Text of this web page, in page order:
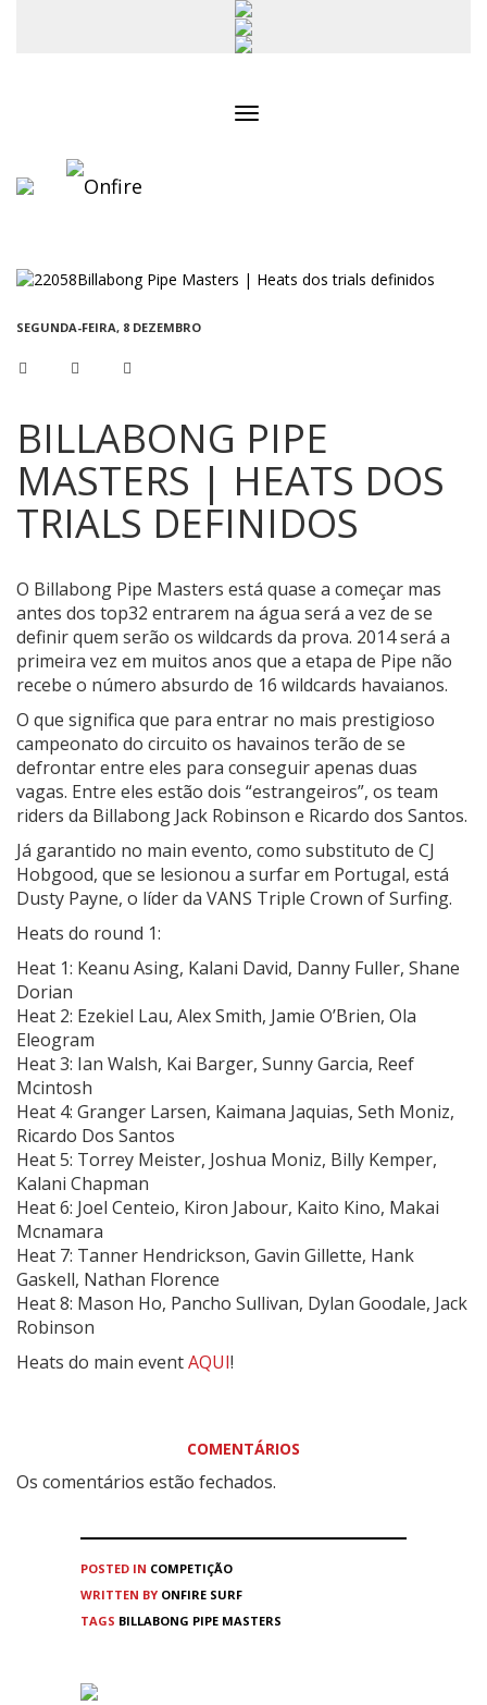
SEGUNDA-FEIRA, 8 DEZEMBRO
BILLABONG PIPE
MASTERS | HEATS DOS
TRIALS DEFINIDOS
O Billabong Pipe Masters está quase a começar mas
antes dos top32 entrarem na água será a vez de se
definir quem serão os wildcards da prova. 2014 será a
primeira vez em muitos anos que a etapa de Pipe não
recebe o número absurdo de 16 wildcards havaianos.
O que significa que para entrar no mais prestigioso
campeonato do circuito os havainos terão de se
defrontar entre eles para conseguir apenas duas
vagas. Entre eles estão dois “estrangeiros”, os team
riders da Billabong Jack Robinson e Ricardo dos Santos.
Já garantido no main evento, como substituto de CJ
Hobgood, que se lesionou a surfar em Portugal, está
Dusty Payne, o líder da VANS Triple Crown of Surfing.
Heats do round 1:
Heat 1: Keanu Asing, Kalani David, Danny Fuller, Shane
Dorian
Heat 2: Ezekiel Lau, Alex Smith, Jamie O’Brien, Ola
Eleogram
Heat 3: Ian Walsh, Kai Barger, Sunny Garcia, Reef
Mcintosh
Heat 4: Granger Larsen, Kaimana Jaquias, Seth Moniz,
Ricardo Dos Santos
Heat 5: Torrey Meister, Joshua Moniz, Billy Kemper,
Kalani Chapman
Heat 6: Joel Centeio, Kiron Jabour, Kaito Kino, Makai
Mcnamara
Heat 7: Tanner Hendrickson, Gavin Gillette, Hank
Gaskell, Nathan Florence
Heat 8: Mason Ho, Pancho Sullivan, Dylan Goodale, Jack
Robinson
Heats do main eventAQUI!
COMENTÁRIOS
Os comentários estão fechados.
POSTED IN COMPETIÇÃO
WRITTEN BY ONFIRE SURF
TAGS BILLABONG PIPE MASTERS